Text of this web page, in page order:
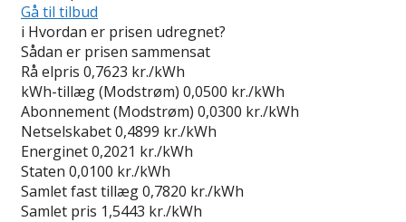
Gå til tilbud
i Hvordan er prisen udregnet?
Sådan er prisen sammensat
Rå elpris 0,7623 kr./kWh
kWh-tillæg (Modstrøm) 0,0500 kr./kWh
Abonnement (Modstrøm) 0,0300 kr./kWh
Netselskabet0,4899 kr./kWh
Energinet0,2021 kr./kWh
Staten 0,0100 kr./kWh
Samlet fast tillæg0,7820 kr./kWh
Samlet pris 1,5443 kr./kWh